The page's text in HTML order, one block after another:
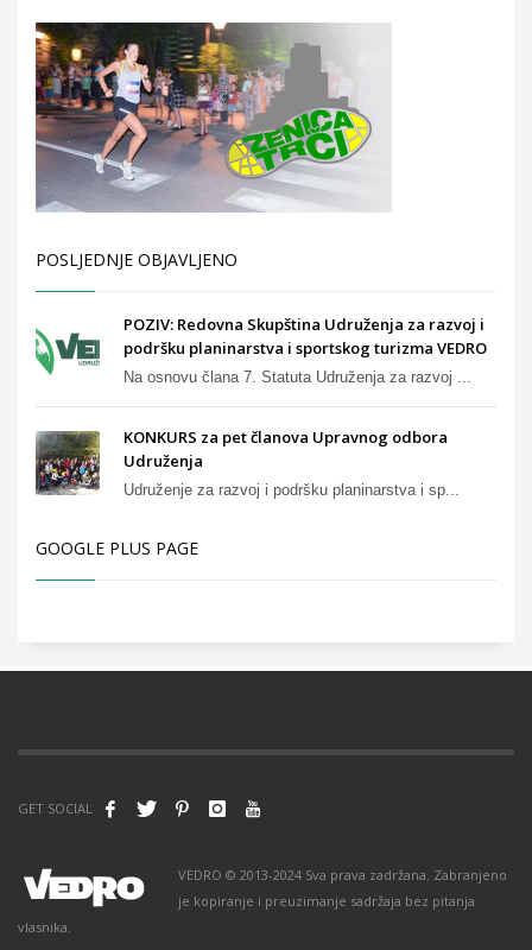
POSLJEDNJE OBJAVLJENO
POZIV: Redovna Skupština Udruženja za razvoj i
podršku planinarstva i sportskog turizma VEDRO
Na osnovu člana 7. Statuta Udruženja za razvoj ...
KONKURS za pet članova Upravnog odbora
Udruženja
Udruženje za razvoj i podršku planinarstva i sp...
GOOGLE PLUS PAGE
GET SOCIAL
VEDRO © 2013-2024 Sva prava zadržana. Zabranjeno
je kopiranje i preuzimanje sadržaja bez pitanja
vlasnika.